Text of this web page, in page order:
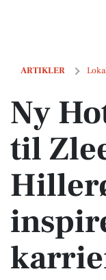
ARTIKLER
Ny Hotel
Ny
til